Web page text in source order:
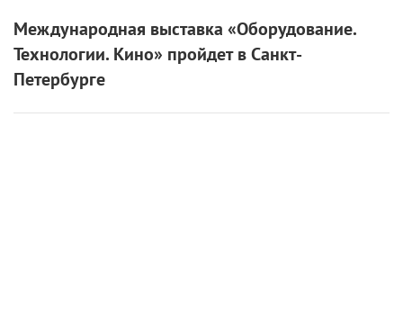
Международная выставка «Оборудование.
Технологии. Кино» пройдет в Санкт-
Петербурге